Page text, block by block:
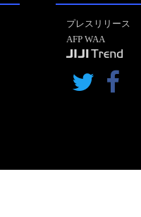
プレスリリース
AFP WAA